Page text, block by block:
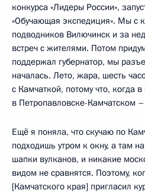
конкурса «Лидеры России»,
«Обучающая экспедиция». Мы с
подводников Вилючинск и за
встреч с жителями. Потом
поддержал губернатор, мы
началась. Лето, жара, шесть
с Камчаткой, потому что, когда
в Петропавловске-Камчатском
Ещё я поняла, что скучаю по
подходишь утром к окну, а там
шапки вулканов, и никакие
видом не сравнятся. Поэтому,
[Камчатского края] пригласил